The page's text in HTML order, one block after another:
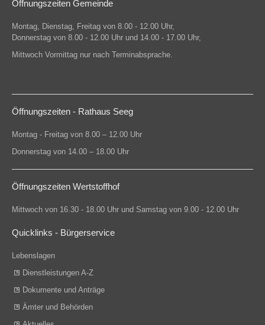
Öffnungszeiten Gemeinde
Montag, Dienstag, Freitag von 8.00 - 12.00 Uhr,
Donnerstag von 8.00 - 12.00 Uhr und 14.00 - 17.00 Uhr,
Mittwoch Vormittag nur nach Terminabsprache.
Öffnungszeiten - Rathaus Seeg
Montag - Freitag von 8.00 – 12.00 Uhr
Donnerstag von 14.00 – 18.00 Uhr
Öffnungszeiten Wertstoffhof
Mittwoch von 16.30 - 18.00 Uhr und Samstag von 9.00 - 12.00 Uhr
Quicklinks - Bürgerservice
Lebenslagen
Dienstleistungen A-Z
Dokumente und Anträge
Ämter und Behörden